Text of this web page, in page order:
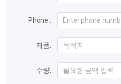
Phone :
제품:
수량: